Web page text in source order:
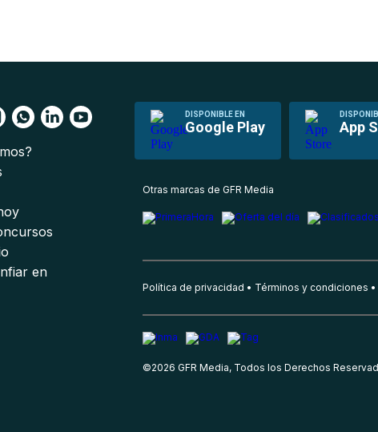
DISPONIBLE EN
Google Play App
en
Otras marcas de GFR Media
Política de privacidad Términos y condiciones
©2026 GFR Media, Todos los Derechos